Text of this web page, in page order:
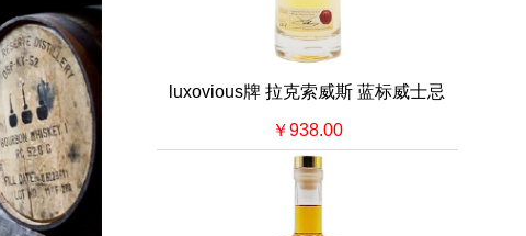
luxovious牌 拉克索威斯 蓝标威士忌
￥938.00